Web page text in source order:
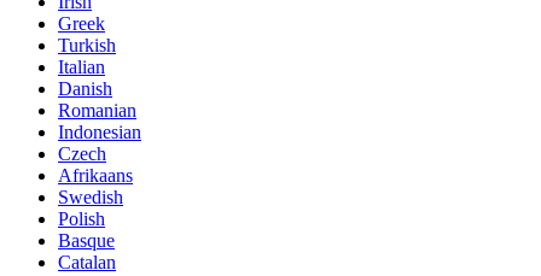
Greek
Turkish
Italian
Danish
Romanian
Indonesian
Czech
Afrikaans
Swedish
Polish
Basque
Catalan